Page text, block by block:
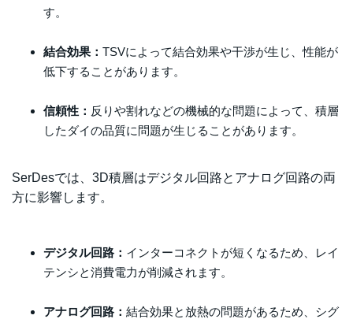
す。
結合効果： TSVによって結合効果や干渉が生じ、性能が
低下することがあります。
信頼性： 反りや割れなどの機械的な問題によって、積層
したダイの品質に問題が生じることがあります。
SerDesでは、3D積層はデジタル回路とアナログ回路の両
方に影響します。
デジタル回路： インターコネクトが短くなるため、レイ
テンシと消費電力が削減されます。
アナログ回路： 結合効果と放熱の問題があるため、シグ